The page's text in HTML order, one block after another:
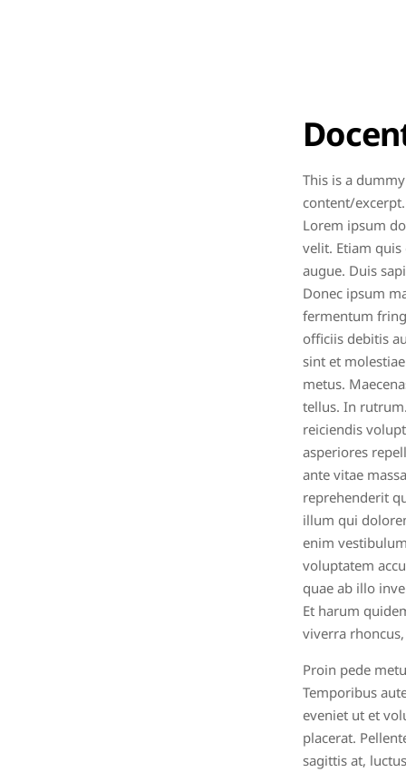
This is a
content/excerpt.
Lorem ipsum
velit. Etiam
augue. Duis
Donec ipsum
fermentum
officiis debitis
sint et
metus.
tellus. In
reiciendis
asperiores
ante vitae
reprehenderit
illum qui
enim
voluptatem
quae ab illo
Et harum
viverra
Proin pede
Temporibus
eveniet ut et
placerat.
sagittis at,